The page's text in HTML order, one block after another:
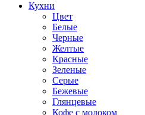
Кухни
Цвет
Белые
Черные
Желтые
Красные
Зеленые
Серые
Бежевые
Глянцевые
Кофе с молоком